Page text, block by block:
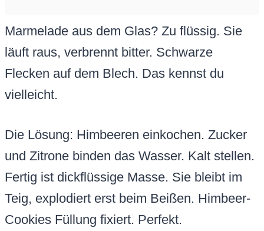
Marmelade aus dem Glas? Zu flüssig. Sie
läuft raus, verbrennt bitter. Schwarze
Flecken auf dem Blech. Das kennst du
vielleicht.
Die Lösung: Himbeeren einkochen. Zucker
und Zitrone binden das Wasser. Kalt stellen.
Fertig ist dickflüssige Masse. Sie bleibt im
Teig, explodiert erst beim Beißen. Himbeer-
Cookies Füllung fixiert. Perfekt.